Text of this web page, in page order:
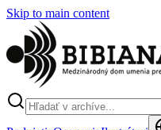
Skip to main content